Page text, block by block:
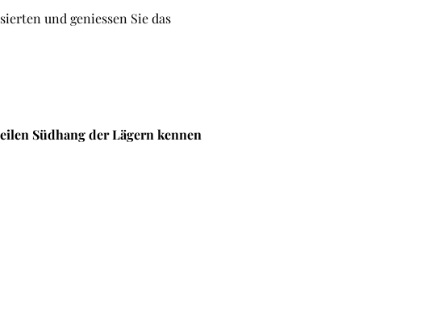
und geniessen Sie das
Südhang der Lägern kennen